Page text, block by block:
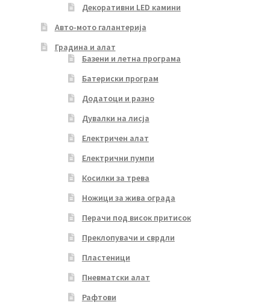
Декоративни LED камини
Авто-мото галантерија
Градина и алат
Базени и летна програма
Батериски програм
Додатоци и разно
Дувалки на лисја
Електричен алат
Електрични пумпи
Косилки за трева
Ножици за жива ограда
Перачи под висок притисок
Преклопувачи и сврдли
Пластеници
Пневматски алат
Рафтови